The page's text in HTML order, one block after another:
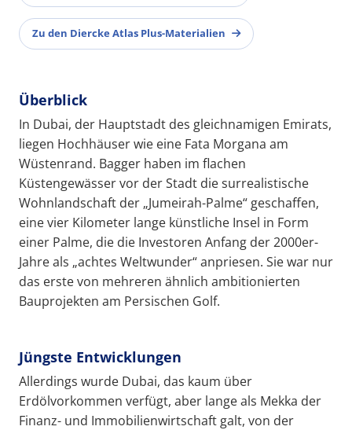
Zu den Diercke Atlas Plus-Materialien
Überblick
In Dubai, der Hauptstadt des gleichnamigen Emirats,
liegen Hochhäuser wie eine Fata Morgana am
Wüstenrand. Bagger haben im flachen
Küstengewässer vor der Stadt die surrealistische
Wohnlandschaft der „Jumeirah-Palme“ geschaffen,
eine vier Kilometer lange künstliche Insel in Form
einer Palme, die die Investoren Anfang der 2000er-
Jahre als „achtes Weltwunder“ anpriesen. Sie war nur
das erste von mehreren ähnlich ambitionierten
Bauprojekten am Persischen Golf.
Jüngste Entwicklungen
Allerdings wurde Dubai, das kaum über
Erdölvorkommen verfügt, aber lange als Mekka der
Finanz- und Immobilienwirtschaft galt, von der